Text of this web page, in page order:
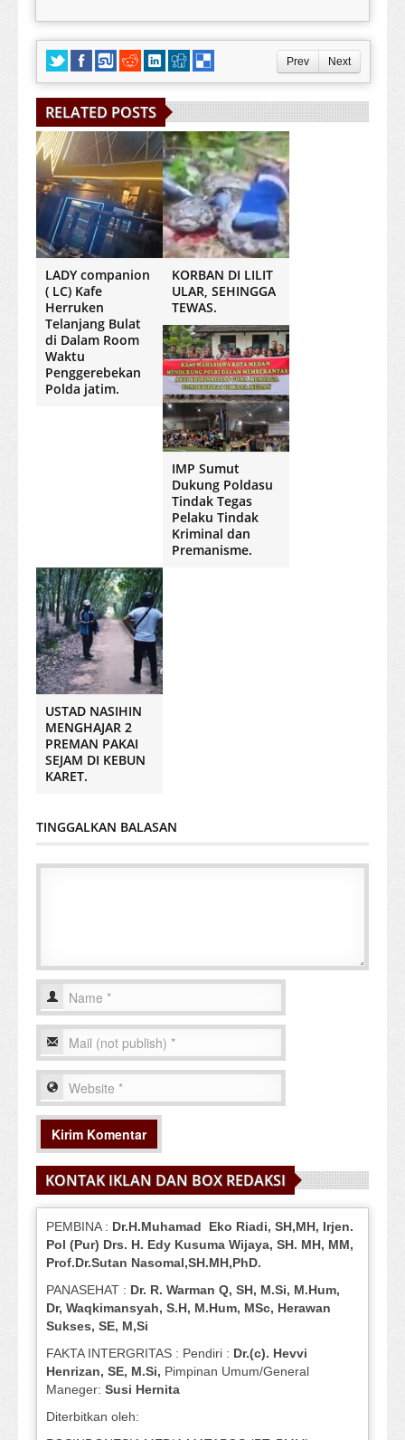
Prev Next
RELATED POSTS
LADY companion
( LC) Kafe
Herruken
Telanjang Bulat
di Dalam Room
Waktu
Penggerebekan
Polda jatim.
KORBAN DI LILIT
ULAR, SEHINGGA
TEWAS.
IMP Sumut
Dukung Poldasu
Tindak Tegas
Pelaku Tindak
Kriminal dan
Premanisme.
USTAD NASIHIN
MENGHAJAR 2
PREMAN PAKAI
SEJAM DI KEBUN
KARET.
TINGGALKAN BALASAN
KONTAK IKLAN DAN BOX REDAKSI
PEMBINA : Dr.H.Muhamad Eko Riadi, SH,MH, Irjen.
Pol (Pur) Drs. H. Edy Kusuma Wijaya, SH. MH, MM,
Prof.Dr.Sutan Nasomal,SH.MH,PhD.
PANASEHAT : Dr. R. Warman Q, SH, M.Si, M.Hum,
Dr, Waqkimansyah, S.H, M.Hum, MSc, Herawan
Sukses, SE, M,Si
FAKTA INTERGRITAS : Pendiri : Dr.(c). Hevvi
Henrizan, SE, M.Si, Pimpinan Umum/General
Maneger: Susi Hernita
Diterbitkan oleh: